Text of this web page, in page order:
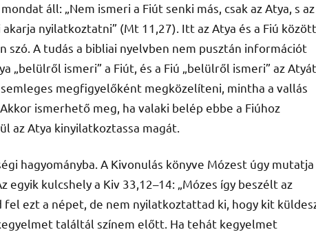
áll: „Nem ismeri a Fiút senki más, csak az Atya, s az
akarja nyilatkoztatni” (Mt 11,27). Itt az Atya és a Fiú
szó. A tudás a bibliai nyelvben nem pusztán információt
„belülről ismeri” a Fiút, és a Fiú „belülről ismeri” az
megfigyelőként megközelíteni, mintha a vallás
ismerhető meg, ha valaki belép ebbe a Fiúhoz
az Atya kinyilatkoztassa magát.
hagyományba. A Kivonulás könyve Mózest úgy mutatja
kulcshely a Kiv 33,12–14: „Mózes így beszélt az
fel ezt a népet, de nem nyilatkoztattad ki, hogy kit
találtál színem előtt. Ha tehát kegyelmet